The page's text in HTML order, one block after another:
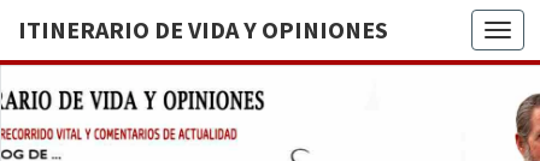
ITINERARIO DE VIDA Y OPINIONES